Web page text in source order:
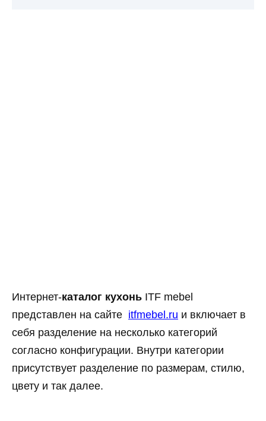
Интернет-каталог кухонь ITF mebel
представлен на сайте itfmebel.ru и включает в
себя разделение на несколько категорий
согласно конфигурации. Внутри категории
присутствует разделение по размерам, стилю,
цвету и так далее.